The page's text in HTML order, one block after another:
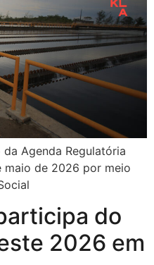
Agenda Regulatória
maio de 2026 por meio
do
2026 em